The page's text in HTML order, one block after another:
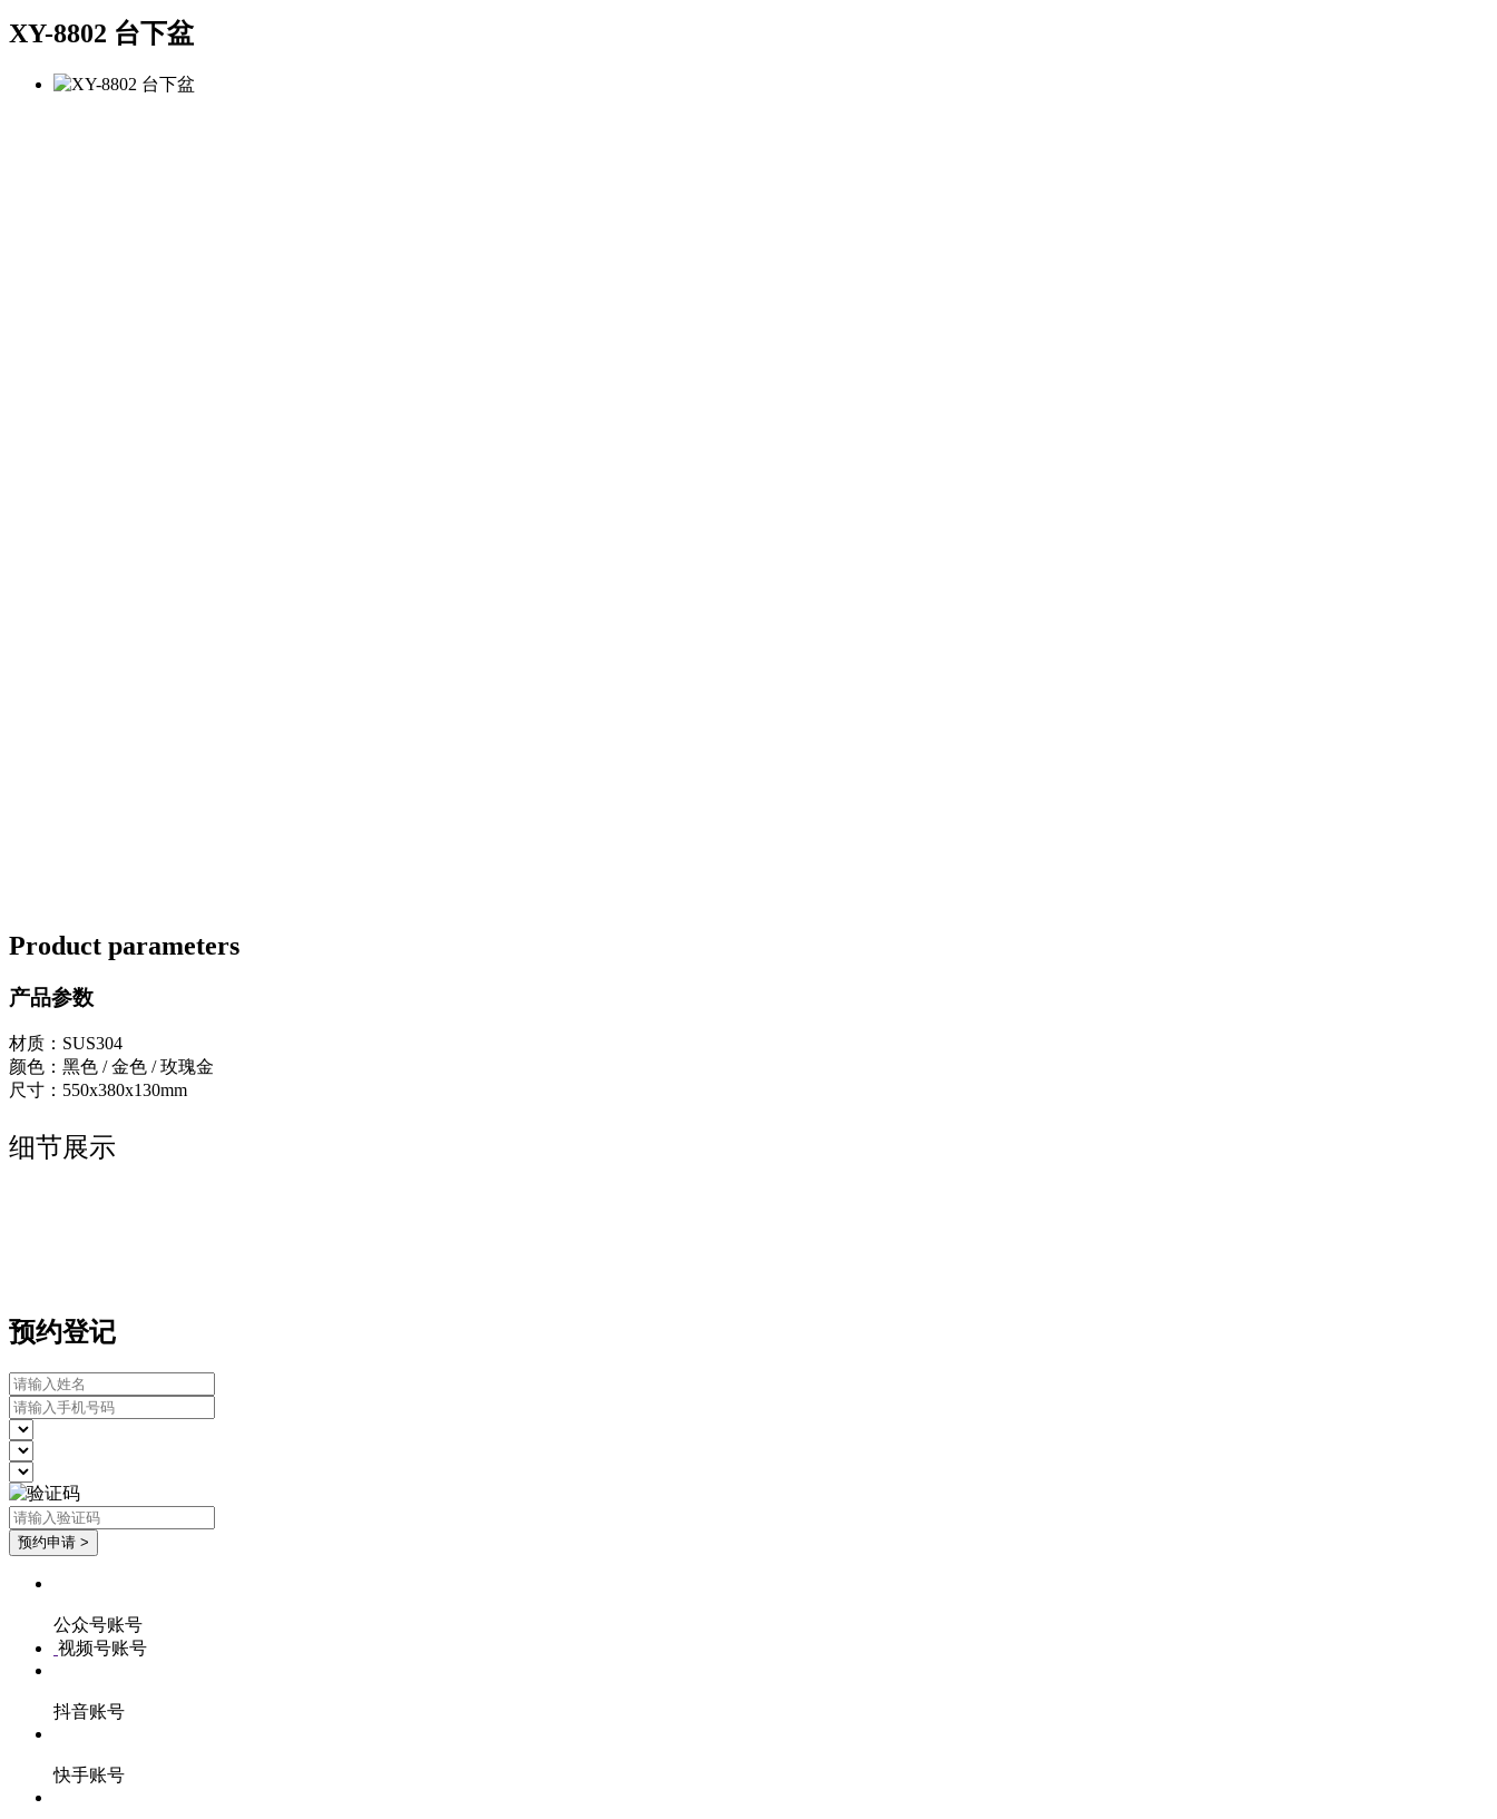
XY-8802 台下盆
Product parameters
产品参数
材质：SUS304
颜色：黑色 / 金色 / 玫瑰金
尺寸：550x380x130mm
细节展示
预约登记
公众号账号
视频号账号
抖音账号
快手账号